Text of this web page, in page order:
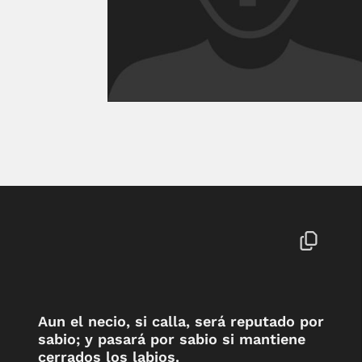
Aun el necio, si calla, será reputado por
sabio; y pasará por sabio si mantiene
cerrados los labios.